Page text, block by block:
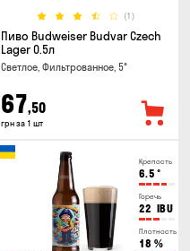
(1)
Пиво Budweiser Budvar Czech
Lager 0.5л
Светлое, Фильтрованное, 5°
67,50
грн за 1 шт
Крепость
6.5 °
Горечь
22 IBU
Плотность
18 %